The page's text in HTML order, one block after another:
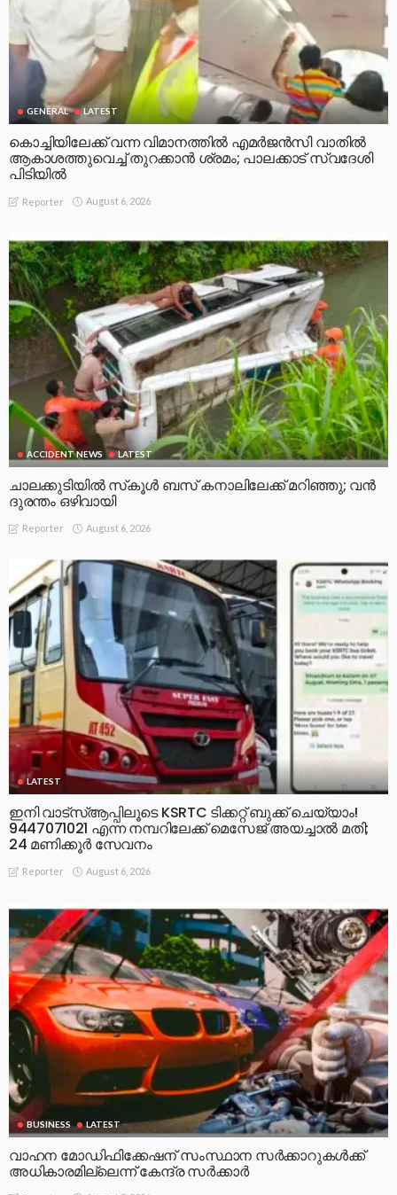
GENERAL LATEST
കൊച്ചിയിലേക്ക് വന്ന വിമാനത്തിൽ എമർജൻസി വാതിൽ
ആകാശത്തുവെച്ച് തുറക്കാൻ ശ്രമം; പാലക്കാട് സ്വദേശി
പിടിയിൽ
Reporter August 6, 2026
ACCIDENT NEWS LATEST
ചാലക്കുടിയിൽ സ്‌കൂൾ ബസ് കനാലിലേക്ക് മറിഞ്ഞു; വൻ
ദുരന്തം ഒഴിവായി
Reporter August 6, 2026
LATEST
ഇനി വാട്‌സ്ആപ്പിലൂടെ KSRTC ടിക്കറ്റ് ബുക്ക് ചെയ്യാം!
9447071021 എന്ന നമ്പറിലേക്ക് മെസേജ് അയച്ചാൽ മതി;
24 മണിക്കൂർ സേവനം
Reporter August 6, 2026
BUSINESS LATEST
വാഹന മോഡിഫിക്കേഷന് സംസ്ഥാന സർക്കാറുകൾക്ക്
അധികാരമില്ലെന്ന് കേന്ദ്ര സർക്കാർ